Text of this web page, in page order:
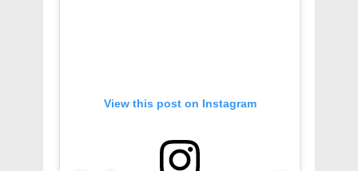
View this post on Instagram